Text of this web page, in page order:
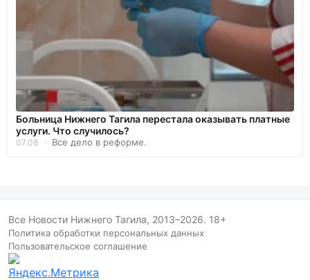
Больница Нижнего Тагила перестала оказывать платные
услуги. Что случилось?
07.08 Все дело в реформе.
Все Новости Нижнего Тагила, 2013–2026. 18+
Политика обработки персональных данных/
Пользовательское соглашение